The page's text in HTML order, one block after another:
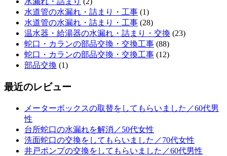
水道管の水漏れ・詰まり・工事 (1)
水道管の水漏れ・詰まり・工事 (28)
温水器・給湯器の水漏れ・詰まり・交換 (23)
蛇口・カランの部品交換・交換工事 (88)
蛇口・カランの部品交換・交換工事 (12)
部品交換 (1)
最近のレビュー
メーターボックスの取替をしてもらいました／60代男
性
台所蛇口の水漏れを解消／50代女性
洗面蛇口の交換をしてもらいました／70代女性
井戸ポンプの交換をしてもらいました／60代男性